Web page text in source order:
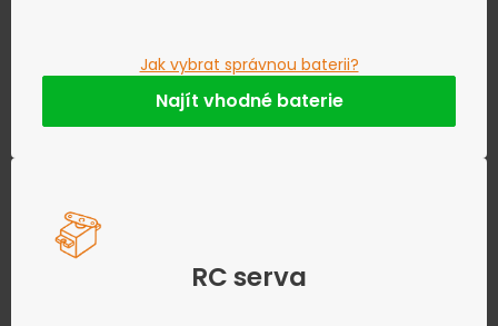
Jak vybrat správnou baterii?
Najít vhodné baterie
RC serva